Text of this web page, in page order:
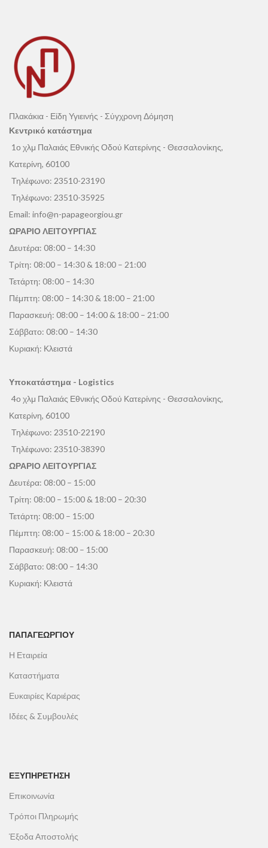
Πλακάκια - Είδη Υγιεινής - Σύγχρονη Δόμηση
Κεντρικό κατάστημα
1ο χλμ Παλαιάς Εθνικής Οδού Κατερίνης - Θεσσαλονίκης,
Κατερίνη, 60100
Τηλέφωνο: 23510-23190
Τηλέφωνο: 23510-35925
Email: info@n-papageorgiou.gr
ΩΡΑΡΙΟ ΛΕΙΤΟΥΡΓΙΑΣ
Δευτέρα: 08:00 – 14:30
Τρίτη: 08:00 – 14:30 & 18:00 – 21:00
Τετάρτη: 08:00 – 14:30
Πέμπτη: 08:00 – 14:30 & 18:00 – 21:00
Παρασκευή: 08:00 – 14:00 & 18:00 – 21:00
Σάββατο: 08:00 – 14:30
Κυριακή: Κλειστά
Υποκατάστημα - Logistics
4ο χλμ Παλαιάς Εθνικής Οδού Κατερίνης - Θεσσαλονίκης,
Κατερίνη, 60100
Τηλέφωνο: 23510-22190
Τηλέφωνο: 23510-38390
ΩΡΑΡΙΟ ΛΕΙΤΟΥΡΓΙΑΣ
Δευτέρα: 08:00 – 15:00
Τρίτη: 08:00 – 15:00 & 18:00 – 20:30
Τετάρτη: 08:00 – 15:00
Πέμπτη: 08:00 – 15:00 & 18:00 – 20:30
Παρασκευή: 08:00 – 15:00
Σάββατο: 08:00 – 14:30
Κυριακή: Κλειστά
ΠΑΠΑΓΕΩΡΓΊΟΥ
Η Εταιρεία
Καταστήματα
Ευκαιρίες Καριέρας
Ιδέες & Συμβουλές
ΕΞΥΠΗΡΕΤΗΣΗ
Επικοινωνία
Τρόποι Πληρωμής
Έξοδα Αποστολής